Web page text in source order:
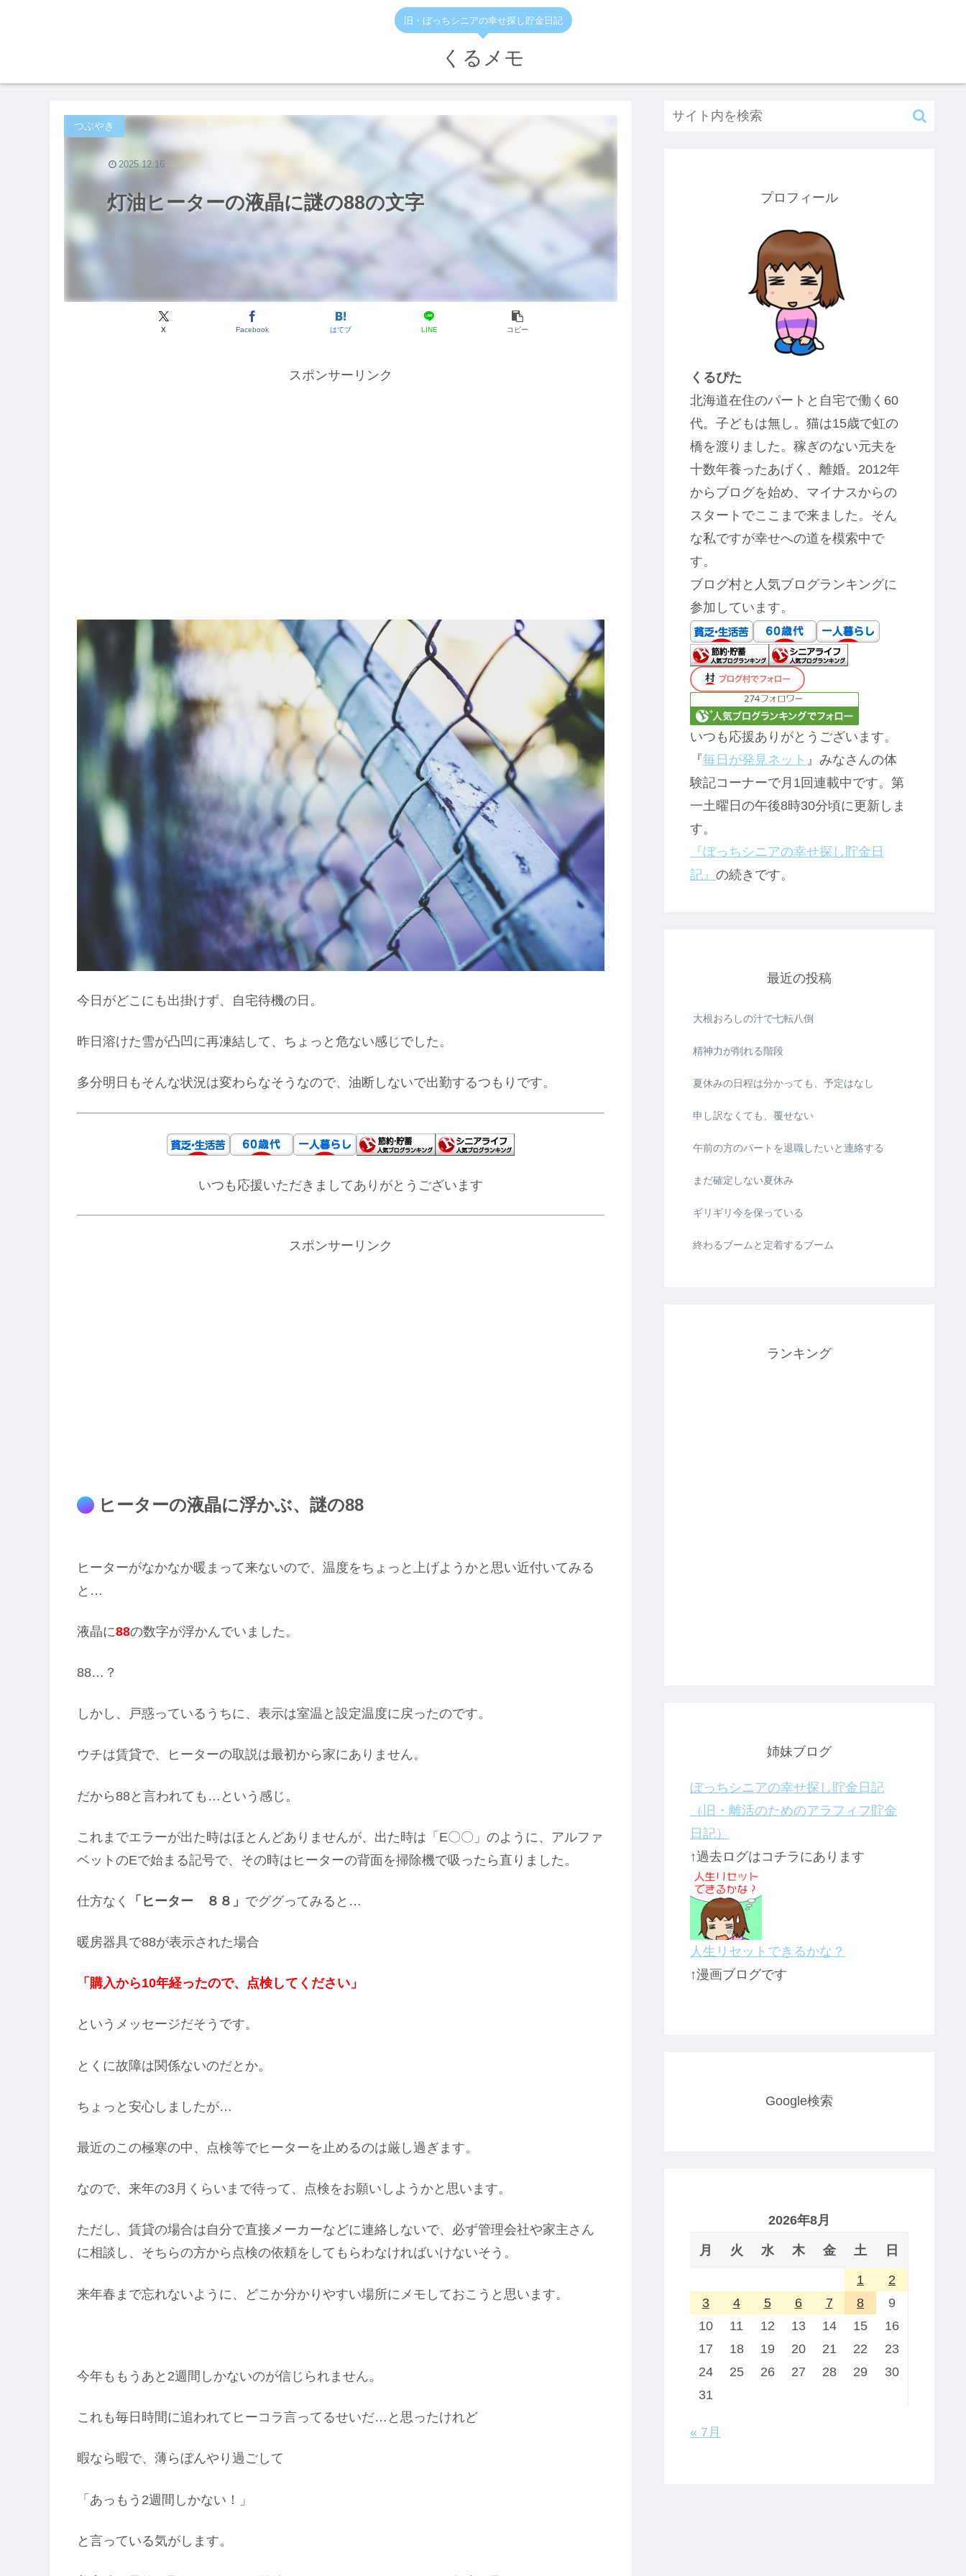
旧・ぼっちシニアの幸せ探し貯金日記
くるメモ
灯油ヒーターの液晶に謎の88の文字
つぶやき
X Facebook はてブ LINE コピー
2025.12.16
スポンサーリンク
今日がどこにも出掛けず、自宅待機の日。
昨日溶けた雪が凸凹に再凍結して、ちょっと危ない感じでした。
多分明日もそんな状況は変わらなそうなので、油断しないで出勤するつもりです。
いつも応援いただきましてありがとうございます
スポンサーリンク
ヒーターの液晶に浮かぶ、謎の88
ヒーターがなかなか暖まって来ないので、温度をちょっと上げようかと思い近付いてみる
と…
液晶に88の数字が浮かんでいました。
88…？
しかし、戸惑っているうちに、表示は室温と設定温度に戻ったのです。
ウチは賃貸で、ヒーターの取説は最初から家にありません。
だから88と言われても…という感じ。
これまでエラーが出た時はほとんどありませんが、出た時は「E〇〇」のように、アルファ
ベットのEで始まる記号で、その時はヒーターの背面を掃除機で吸ったら直りました。
仕方なく 「ヒーター ８８」 でググってみると…
暖房器具で88が表示された場合
「購入から10年経ったので、点検してください」
というメッセージだそうです。
とくに故障は関係ないのだとか。
ちょっと安心しましたが…
最近のこの極寒の中、点検等でヒーターを止めるのは厳し過ぎます。
なので、来年の3月くらいまで待って、点検をお願いしようかと思います。
ただし、賃貸の場合は自分で直接メーカーなどに連絡しないで、必ず管理会社や家主さん
に相談し、そちらの方から点検の依頼をしてもらわなければいけないそう。
来年春まで忘れないように、どこか分かりやすい場所にメモしておこうと思います。
今年ももうあと2週間しかないのが信じられません。
これも毎日時間に追われてヒーコラ言ってるせいだ…と思ったけれど
暇なら暇で、薄らぼんやり過ごして
「あっもう2週間しかない！」
と言っている気がします。
プロフィール
くるぴた
北海道在住のパートと自宅で働く60
代。子どもは無し。猫は15歳で虹の
橋を渡りました。稼ぎのない元夫を
十数年養ったあげく、離婚。2012年
からブログを始め、マイナスからの
スタートでここまで来ました。そん
な私ですが幸せへの道を模索中で
す。
ブログ村と人気ブログランキングに
参加しています。
いつも応援ありがとうございます。
『毎日が発見ネット 』みなさんの体
験記コーナーで月1回連載中です。第
一土曜日の午後8時30分頃に更新しま
す。
『ぼっちシニアの幸せ探し貯金日
記』 の続きです。
最近の投稿
大根おろしの汁で七転八倒
精神力が削れる階段
夏休みの日程は分かっても、予定はなし
申し訳なくても、覆せない
午前の方のパートを退職したいと連絡する
まだ確定しない夏休み
ギリギリ今を保っている
終わるブームと定着するブーム
ランキング
姉妹ブログ
ぼっちシニアの幸せ探し貯金日記
（旧・離活のためのアラフィフ貯金
日記）
↑過去ログはコチラにあります
人生リセットできるかな？
↑漫画ブログです
Google検索
2026年8月
月 火 水 木 金 土 日
1
2
3
4 5 6 7 8
9
10
11 12 13 14 15
16
17
18 19 20 21 22
23
24
25 26 27 28 29
30
31
« 7月